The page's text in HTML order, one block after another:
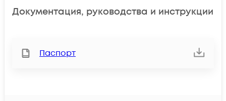
Документация, руководства и инструкции
Паспорт